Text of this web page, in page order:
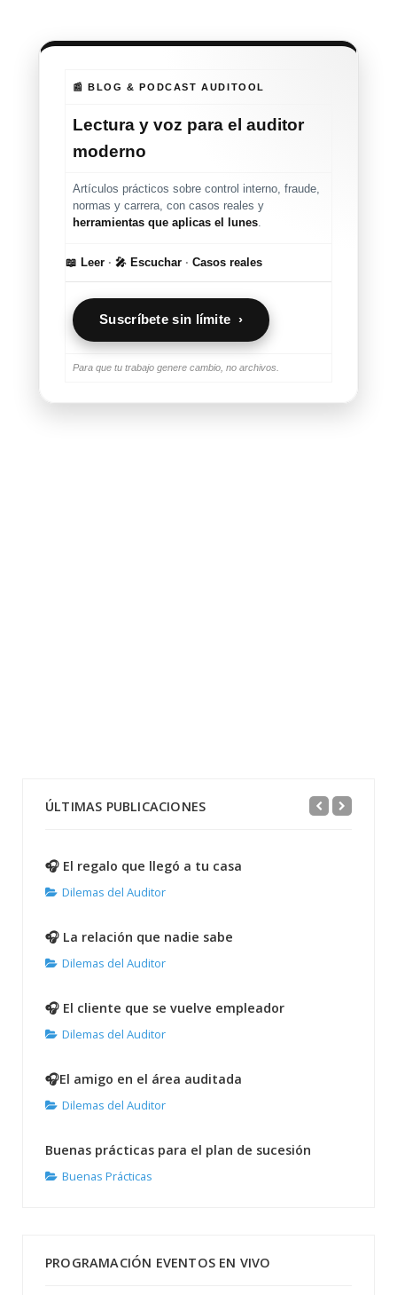
📰 BLOG & PODCAST AUDITOOL
Lectura y voz para el auditor
moderno
Artículos prácticos sobre control interno, fraude,
normas y carrera, con casos reales y
herramientas que aplicas el lunes.
📖 Leer · 🎤 Escuchar · Casos reales
Suscríbete sin límite ›
Para que tu trabajo genere cambio, no archivos.
ÚLTIMAS PUBLICACIONES
🎧 El regalo que llegó a tu casa
Dilemas del Auditor
🎧 La relación que nadie sabe
Dilemas del Auditor
🎧 El cliente que se vuelve empleador
Dilemas del Auditor
🎧El amigo en el área auditada
Dilemas del Auditor
Buenas prácticas para el plan de sucesión
Buenas Prácticas
PROGRAMACIÓN EVENTOS EN VIVO